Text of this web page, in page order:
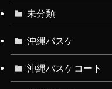
未分類
沖縄バスケ
沖縄バスケコート